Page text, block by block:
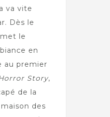
va vite
Dès le
met le
en
au premier
Story,
de la
des